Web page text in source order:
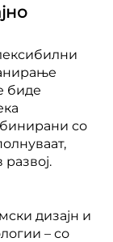
биде
со
дизајн и
– со